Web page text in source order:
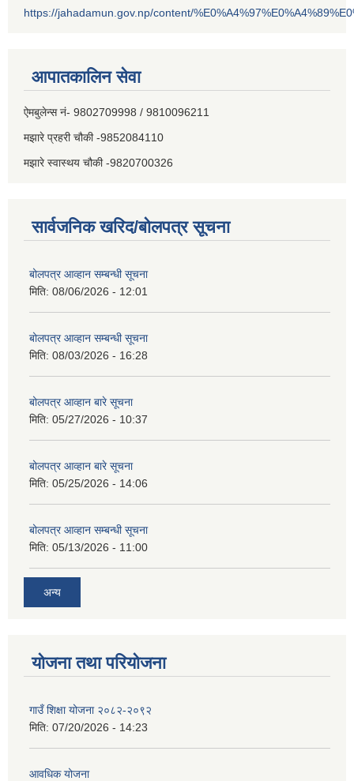
https://jahadamun.gov.np/content/
आपातकालिन सेवा
ऐमबुलेन्स नं- 9802709998 / 9810096211
मझारे प्रहरी चौकी -9852084110
मझारे स्वास्थय चौकी -9820700326
सार्वजनिक खरिद/बोलपत्र सूचना
बोलपत्र आव्हान सम्बन्धी सूचना
मिति: 08/06/2026 - 12:01
बोलपत्र आव्हान सम्बन्धी सूचना
मिति: 08/03/2026 - 16:28
बोलपत्र आव्हान बारे सूचना
मिति: 05/27/2026 - 10:37
बोलपत्र आव्हान बारे सूचना
मिति: 05/25/2026 - 14:06
बोलपत्र आव्हान सम्बन्धी सूचना
मिति: 05/13/2026 - 11:00
अन्य
योजना तथा परियोजना
गाउँ शिक्षा योजना २०८२-२०९२
मिति: 07/20/2026 - 14:23
आवधिक योजना